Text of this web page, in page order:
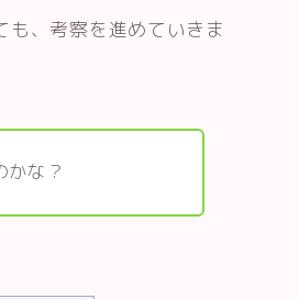
、考察を進めていきま
かな？